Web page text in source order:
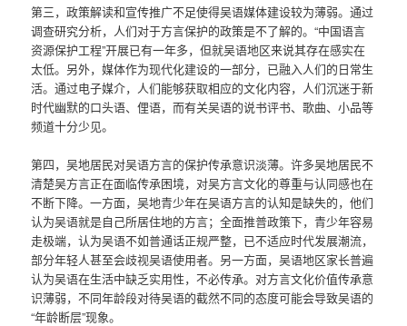
第三，政策解读和宣传推广不足使得吴语媒体建设较为薄弱。通过
调查研究分析，人们对于方言保护的政策是不了解的。“中国语言
资源保护工程”开展已有一年多，但就吴语地区来说其存在感实在
太低。另外，媒体作为现代化建设的一部分，已融入人们的日常生
活。通过电子媒介，人们能够获取相应的文化内容，人们沉迷于新
时代幽默的口头语、俚语，而有关吴语的说书评书、歌曲、小品等
频道十分少见。
第四，吴地居民对吴语方言的保护传承意识淡薄。许多吴地居民不
清楚吴方言正在面临传承困境，对吴方言文化的尊重与认同感也在
不断下降。一方面，吴地青少年在吴语方言的认知是缺失的，他们
认为吴语就是自己所居住地的方言；全面推普政策下，青少年容易
走极端，认为吴语不如普通话正规严整，已不适应时代发展潮流，
部分年轻人甚至会歧视吴语使用者。另一方面，吴语地区家长普遍
认为吴语在生活中缺乏实用性，不必传承。对方言文化价值传承意
识薄弱，不同年龄段对待吴语的截然不同的态度可能会导致吴语的
“年龄断层”现象。